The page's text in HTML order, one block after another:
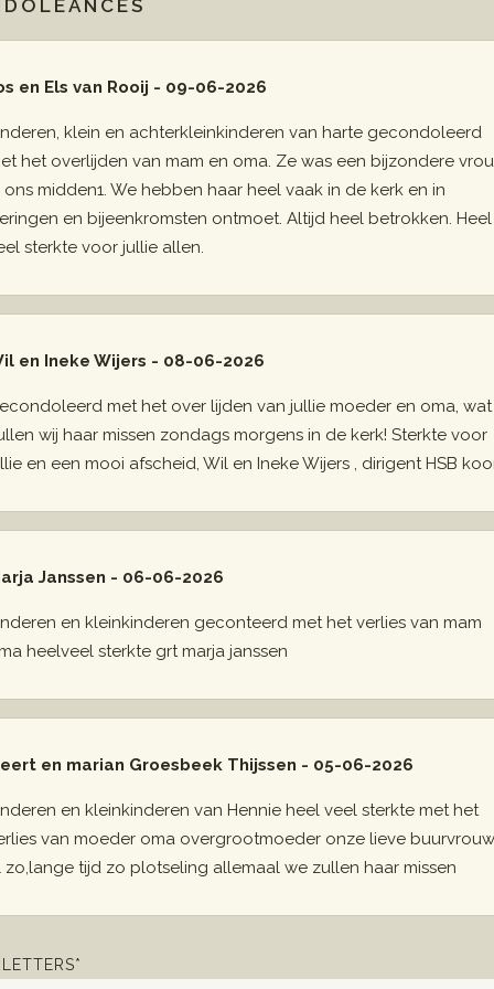
en Els van Rooij - 09-06-2026
klein en achterkleinkinderen van harte gecondoleerd
het overlijden van mam en oma. Ze was een bijzondere
ons midden1. We hebben haar heel vaak in de kerk en in
en bijeenkromsten ontmoet. Altijd heel betrokken. Heel
sterkte voor jullie allen.
en Ineke Wijers - 08-06-2026
met het over lijden van jullie moeder en oma, wat
wij haar missen zondags morgens in de kerk! Sterkte voor
en een mooi afscheid, Wil en Ineke Wijers , dirigent HSB
Janssen - 06-06-2026
en kleinkinderen geconteerd met het verlies van mam
heelveel sterkte grt marja janssen
en marian Groesbeek Thijssen - 05-06-2026
en kleinkinderen van Hennie heel veel sterkte met het
van moeder oma overgrootmoeder onze lieve buurvrouw
zo,lange tijd zo plotseling allemaal we zullen haar missen